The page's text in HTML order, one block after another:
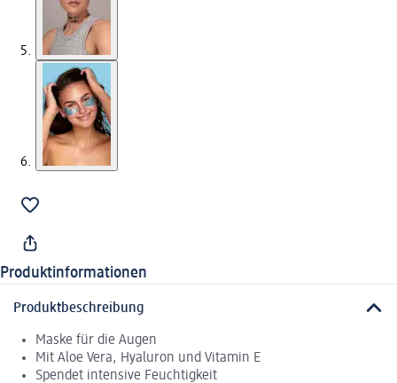
Produktinformationen
Produktbeschreibung
Maske für die Augen
Mit Aloe Vera, Hyaluron und Vitamin E
Spendet intensive Feuchtigkeit